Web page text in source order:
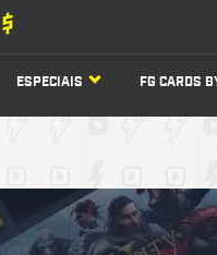
ESPECIAIS FG CARDS